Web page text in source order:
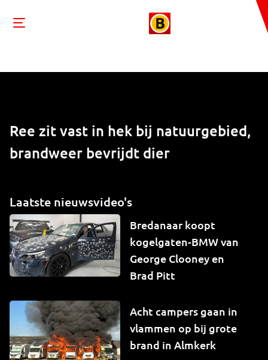
Ree zit vast in hek bij natuurgebied,
brandweer bevrijdt dier
Laatste nieuwsvideo's
Bredanaar koopt
kogelgaten-BMW van
George Clooney en
Brad Pitt
Acht campers gaan in
vlammen op bij grote
brand in Almkerk